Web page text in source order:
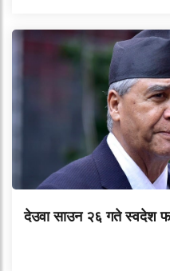
देउवा साउन २६ गते स्वदेश